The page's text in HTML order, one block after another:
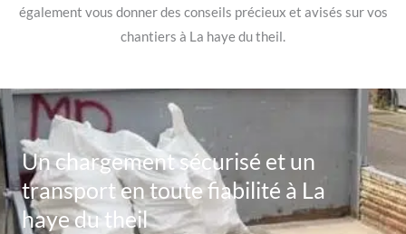
également vous donner des conseils précieux et avisés sur vos
chantiers à La haye du theil.
Un chargement sécurisé et un
transport en toute fiabilité à La
haye du theil